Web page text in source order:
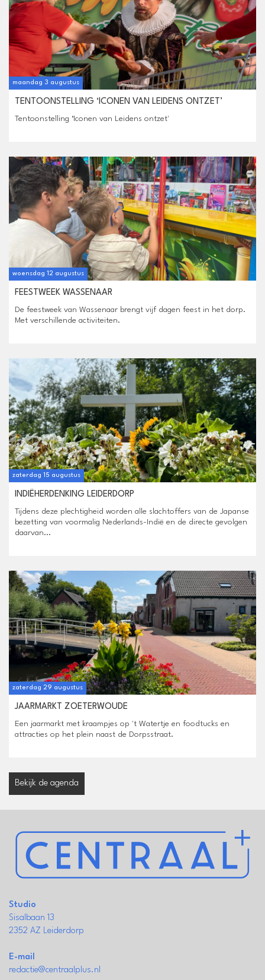
maandag 3 augustus
TENTOONSTELLING ‘ICONEN VAN LEIDENS ONTZET’
Tentoonstelling ‘Iconen van Leidens ontzet'
woensdag 12 augustus
FEESTWEEK WASSENAAR
De feestweek van Wassenaar brengt vijf dagen feest in het dorp.
Met verschillende activiteiten.
zaterdag 15 augustus
INDIËHERDENKING LEIDERDORP
Tijdens deze plechtigheid worden alle slachtoffers van de Japanse
bezetting van voormalig Nederlands-Indië en de directe gevolgen
daarvan...
zaterdag 29 augustus
JAARMARKT ZOETERWOUDE
Een jaarmarkt met kraampjes op 't Watertje en foodtucks en
attracties op het plein naast de Dorpsstraat.
Bekijk de agenda
Studio
Sisalbaan 13
2352 AZ Leiderdorp
E-mail
redactie@centraalplus.nl